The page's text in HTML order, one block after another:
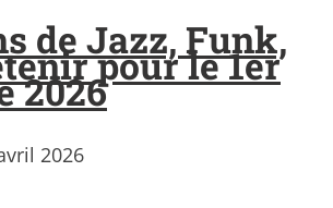
de Jazz, Funk,
pour le 1er
2026
2026